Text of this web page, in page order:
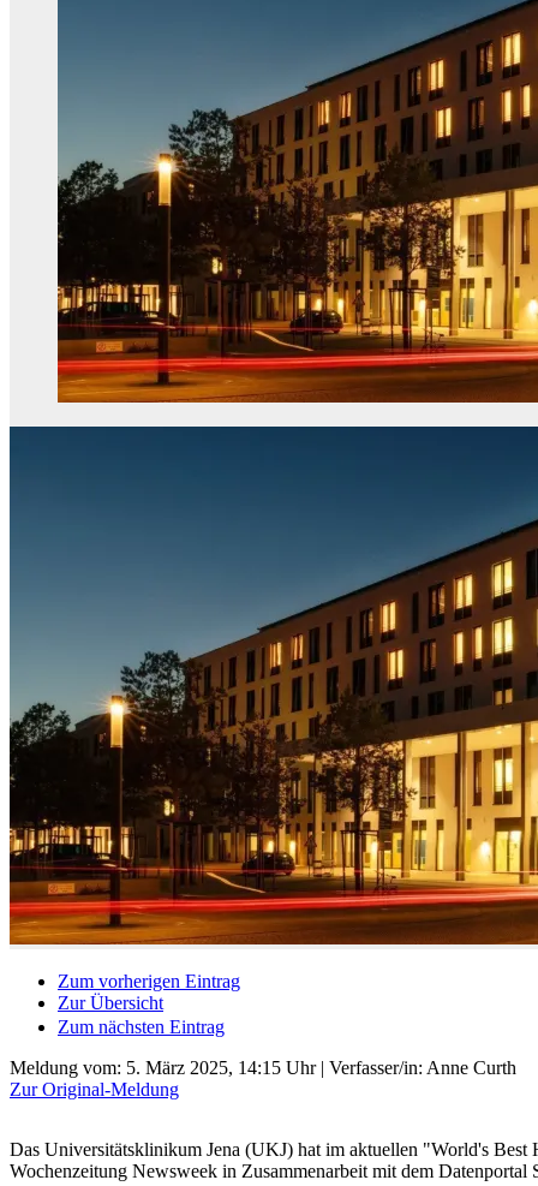
Zum vorherigen Eintrag
Zur Übersicht
Zum nächsten Eintrag
Meldung vom: 5. März 2025, 14:15 Uhr| Verfasser/in: Anne Curth
Zur Original-Meldung
Das Universitätsklinikum Jena (UKJ) hat im aktuellen "World's
Wochenzeitung Newsweek in Zusammenarbeit mit dem Datenportal